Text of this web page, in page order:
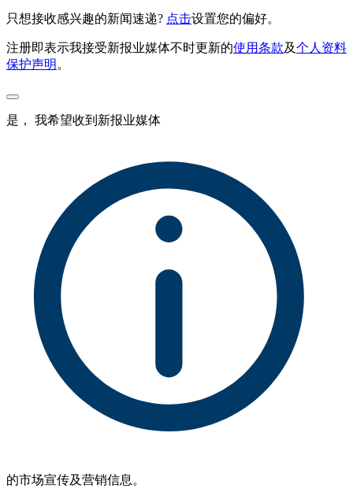
只想接收感兴趣的新闻速递? 点击设置您的偏好。
注册即表示我接受新报业媒体不时更新的使用条款及个人资料
保护声明。
是， 我希望收到新报业媒体
的市场宣传及营销信息。